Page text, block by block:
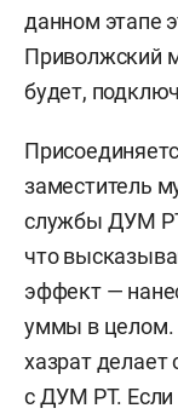
данном этапе
Приволжский
будет,
заместитель
службы ДУМ
что
эффект —
уммы в
хазрат делает
с ДУМ РТ. Если